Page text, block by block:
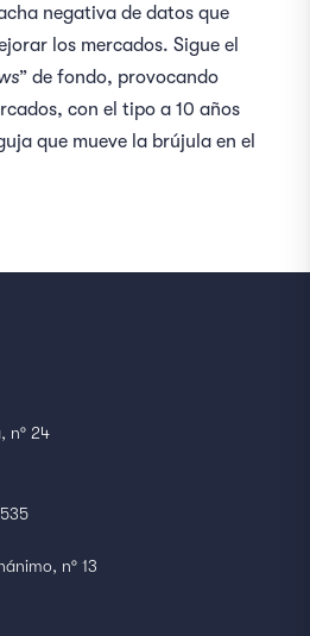
negativa de datos que
los mercados. Sigue el
” de fondo, provocando
con el tipo a 10 años
que mueve la brújula en el
nº 24
nº 13